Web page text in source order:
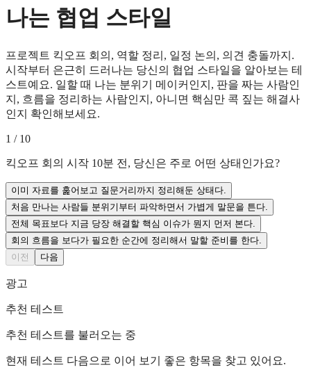
나는 협업 스타일
프로젝트 킥오프 회의, 역할 정리, 일정 논의, 의견 충돌까지.
시작부터 은근히 드러나는 당신의 협업 스타일을 알아보는 테
스트예요. 일할 때 나는 분위기 메이커인지, 판을 짜는 사람인
지, 흐름을 정리하는 사람인지, 아니면 핵심만 콕 짚는 해결사
인지 확인해보세요.
1 / 10
킥오프 회의 시작 10분 전, 당신은 주로 어떤 상태인가요?
이미 자료를 훑어보고 질문거리까지 정리해둔 상태다.
처음 만나는 사람들 분위기부터 파악하면서 가볍게 말문을 튼다.
전체 목표보다 지금 당장 해결할 핵심 이슈가 뭔지 먼저 본다.
회의 흐름을 보다가 필요한 순간에 정리해서 말할 준비를 한다.
이전
다음
광고
추천 테스트
추천 테스트를 불러오는 중
현재 테스트 다음으로 이어 보기 좋은 항목을 찾고 있어요.